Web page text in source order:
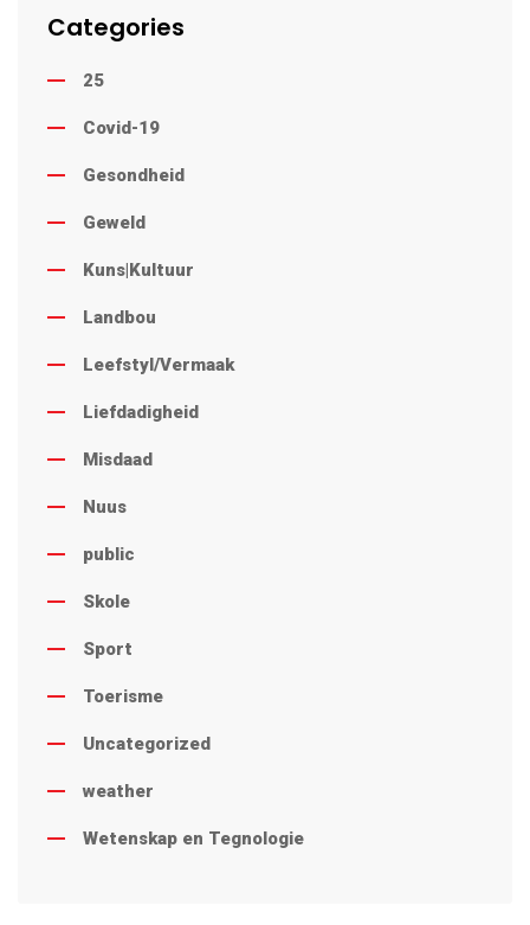
Categories
25
Covid-19
Gesondheid
Geweld
Kuns|Kultuur
Landbou
Leefstyl/Vermaak
Liefdadigheid
Misdaad
Nuus
public
Skole
Sport
Toerisme
Uncategorized
weather
Wetenskap en Tegnologie